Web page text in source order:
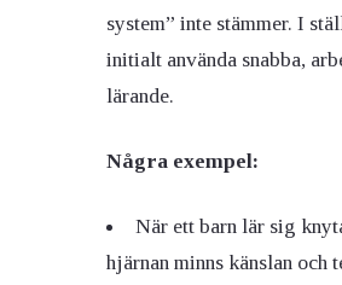
system” inte stämmer. I
initialt använda snabba,
lärande.
Några exempel:
När ett barn lär sig
hjärnan minns känslan och